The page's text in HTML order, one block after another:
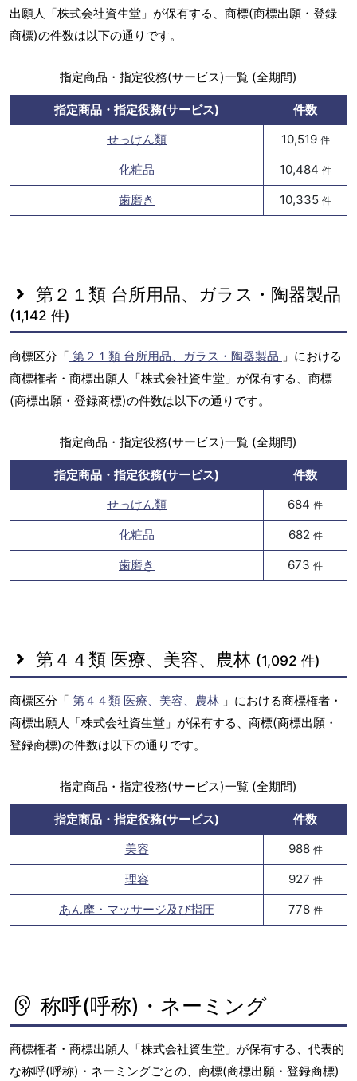
出願人「株式会社資生堂」が保有する、商標(商標出願・登録
商標)の件数は以下の通りです。
指定商品・指定役務(サービス)一覧 (全期間)
指定商品・指定役務(サービス)
件数
せっけん類
10,519 件
化粧品 10,484 件
歯磨き 10,335 件
第２１類 台所用品、ガラス・陶器製品
(1,142 件)
商標区分「 第２１類 台所用品、ガラス・陶器製品 」における
商標権者・商標出願人「株式会社資生堂」が保有する、商標
(商標出願・登録商標)の件数は以下の通りです。
指定商品・指定役務(サービス)一覧 (全期間)
指定商品・指定役務(サービス)
件数
せっけん類
684 件
化粧品 682 件
歯磨き 673 件
第４４類 医療、美容、農林 (1,092 件)
商標区分「 第４４類 医療、美容、農林 」における商標権者・
商標出願人「株式会社資生堂」が保有する、商標(商標出願・
登録商標)の件数は以下の通りです。
指定商品・指定役務(サービス)一覧 (全期間)
指定商品・指定役務(サービス)
件数
美容
988 件
理容 927 件
あん摩・マッサージ及び指圧 778 件
称呼(呼称)・ネーミング
商標権者・商標出願人「株式会社資生堂」が保有する、代表的
な称呼(呼称)・ネーミングごとの、商標(商標出願・登録商標)